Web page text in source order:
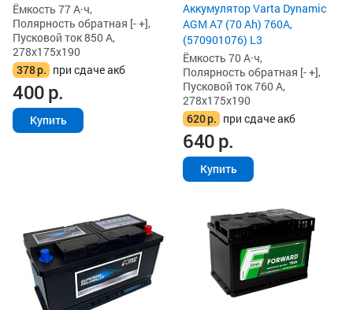
Ёмкость 77 А·ч,
Полярность обратная [- +],
Пусковой ток 850 А,
278x175x190
378р. при сдаче акб
400р.
Купить
Аккумулятор Varta Dynamic
AGM A7 (70 Ah) 760A,
(570901076) L3
Ёмкость 70 А·ч,
Полярность обратная [- +],
Пусковой ток 760 А,
278x175x190
620р. при сдаче акб
640р.
Купить